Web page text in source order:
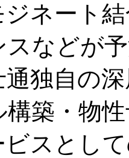
ネート
などが
独自の
築・物
ビスとし